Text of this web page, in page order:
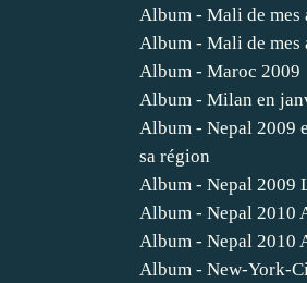
Album - Mali de mes
Album - Mali de mes
Album - Maroc 2009
Album - Milan en
Album - Nepal 2009
sa région
Album - Nepal 2009
Album - Nepal 2010
Album - Nepal 2010
Album - New-York-